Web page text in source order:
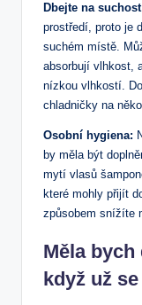
Dbejte na
prostředí, proto je
suchém místě.
absorbují vlhkost,
nízkou vlhkostí.
chladničky na
Osobní hygiena:
by měla být
mytí vlasů
které mohly přijít
způsobem snížíte
Měla
když už